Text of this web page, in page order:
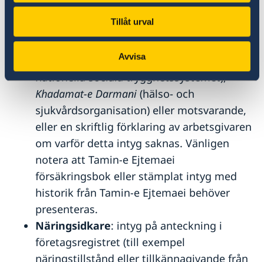
Tillåt urval
Avvisa
Anställda: anställningsintyg eller senaste
anställningsavtal och lönebesked för de
senaste tre månaderna, intyg på
Tamin-e Ejtemaei
nationella sociala trygghetssystemet),
Khadamat-e Darmani (hälso- och
sjukvårdsorganisation) eller motsvarande,
eller en skriftlig förklaring av arbetsgivaren
om varför detta intyg saknas. Vänligen
notera att Tamin-e Ejtemaei
försäkringsbok eller stämplat intyg med
historik från Tamin-e Ejtemaei behöver
presenteras.
Näringsidkare: intyg på anteckning i
företagsregistret (till exempel
näringstillstånd eller tillkännagivande från